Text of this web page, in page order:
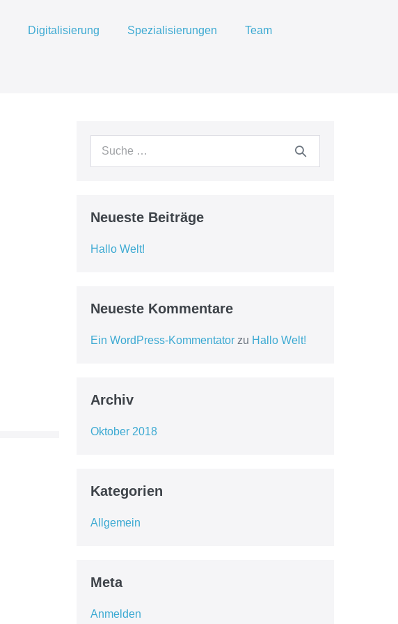
Digitalisierung Spezialisierungen Team
Suche
Neueste Beiträge
Hallo Welt!
Neueste Kommentare
Ein WordPress-Kommentatorzu Hallo Welt!
Archiv
Oktober 2018
Kategorien
Allgemein
Meta
Anmelden